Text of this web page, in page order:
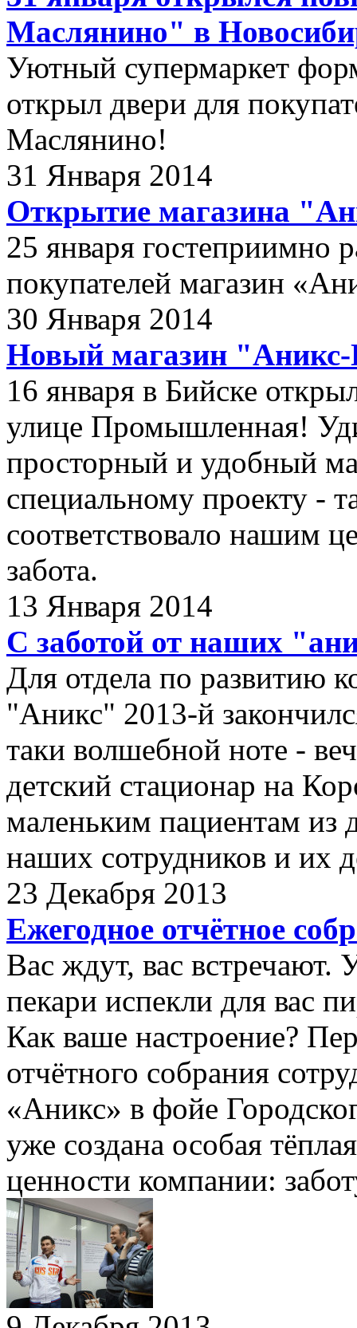
Маслянино" в
Уютный супермаркет
открыл двери для
Маслянино!
31 Января 2014
Открытие магазина
25 января гостеприимно
покупателей магазин
30 Января 2014
Новый магазин
16 января в Бийске
улице Промышленная!
просторный и удобный
специальному проекту -
соответствовало нашим
забота.
13 Января 2014
С заботой от наших
Для отдела по развитию
"Аникс" 2013-й
таки волшебной ноте -
детский стационар на
маленьким пациентам из
наших сотрудников и их
23 Декабря 2013
Ежегодное отчётное
Вас ждут, вас
пекари испекли для вас
Как ваше настроение?
отчётного собрания
«Аникс» в фойе
уже создана особая
ценности компании: